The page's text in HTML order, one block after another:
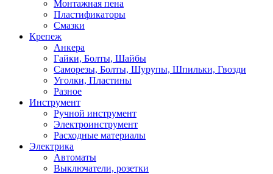
Монтажная пена
Пластификаторы
Смазки
Крепеж
Анкера
Гайки, Болты, Шайбы
Саморезы, Болты, Шурупы, Шпильки, Гвозди
Уголки, Пластины
Разное
Инструмент
Ручной инструмент
Электроинструмент
Расходные материалы
Электрика
Автоматы
Выключатели, розетки